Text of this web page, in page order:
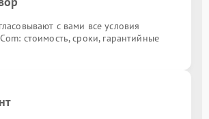
с вами все условия
стоимость, сроки, гарантийные